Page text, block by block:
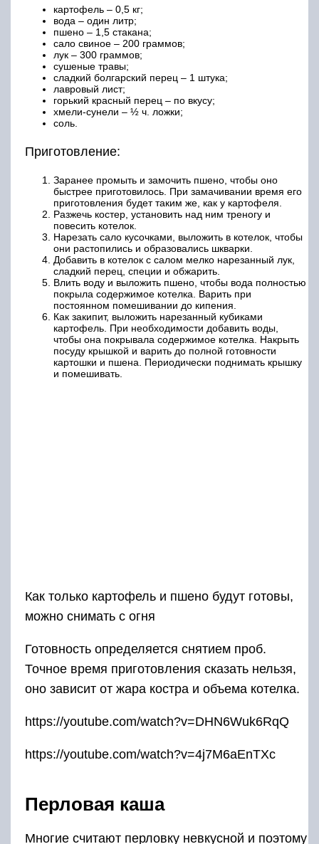
картофель – 0,5 кг;
вода – один литр;
пшено – 1,5 стакана;
сало свиное – 200 граммов;
лук – 300 граммов;
сушеные травы;
сладкий болгарский перец – 1 штука;
лавровый лист;
горький красный перец – по вкусу;
хмели-сунели – ½ ч. ложки;
соль.
Приготовление:
Заранее промыть и замочить пшено, чтобы оно
быстрее приготовилось. При замачивании время его
приготовления будет таким же, как у картофеля.
Разжечь костер, установить над ним треногу и
повесить котелок.
Нарезать сало кусочками, выложить в котелок, чтобы
они растопились и образовались шкварки.
Добавить в котелок с салом мелко нарезанный лук,
сладкий перец, специи и обжарить.
Влить воду и выложить пшено, чтобы вода полностью
покрыла содержимое котелка. Варить при
постоянном помешивании до кипения.
Как закипит, выложить нарезанный кубиками
картофель. При необходимости добавить воды,
чтобы она покрывала содержимое котелка. Накрыть
посуду крышкой и варить до полной готовности
картошки и пшена. Периодически поднимать крышку
и помешивать.
Как только картофель и пшено будут готовы,
можно снимать с огня
Готовность определяется снятием проб.
Точное время приготовления сказать нельзя,
оно зависит от жара костра и объема котелка.
https://youtube.com/watch?v=DHN6Wuk6RqQ
https://youtube.com/watch?v=4j7M6aEnTXc
Перловая каша
Многие считают перловку невкусной и поэтому